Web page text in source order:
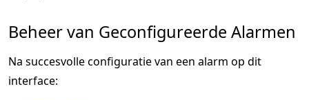
Beheer van Geconfigureerde Alarmen
Na succesvolle configuratie van een alarm op dit
interface: